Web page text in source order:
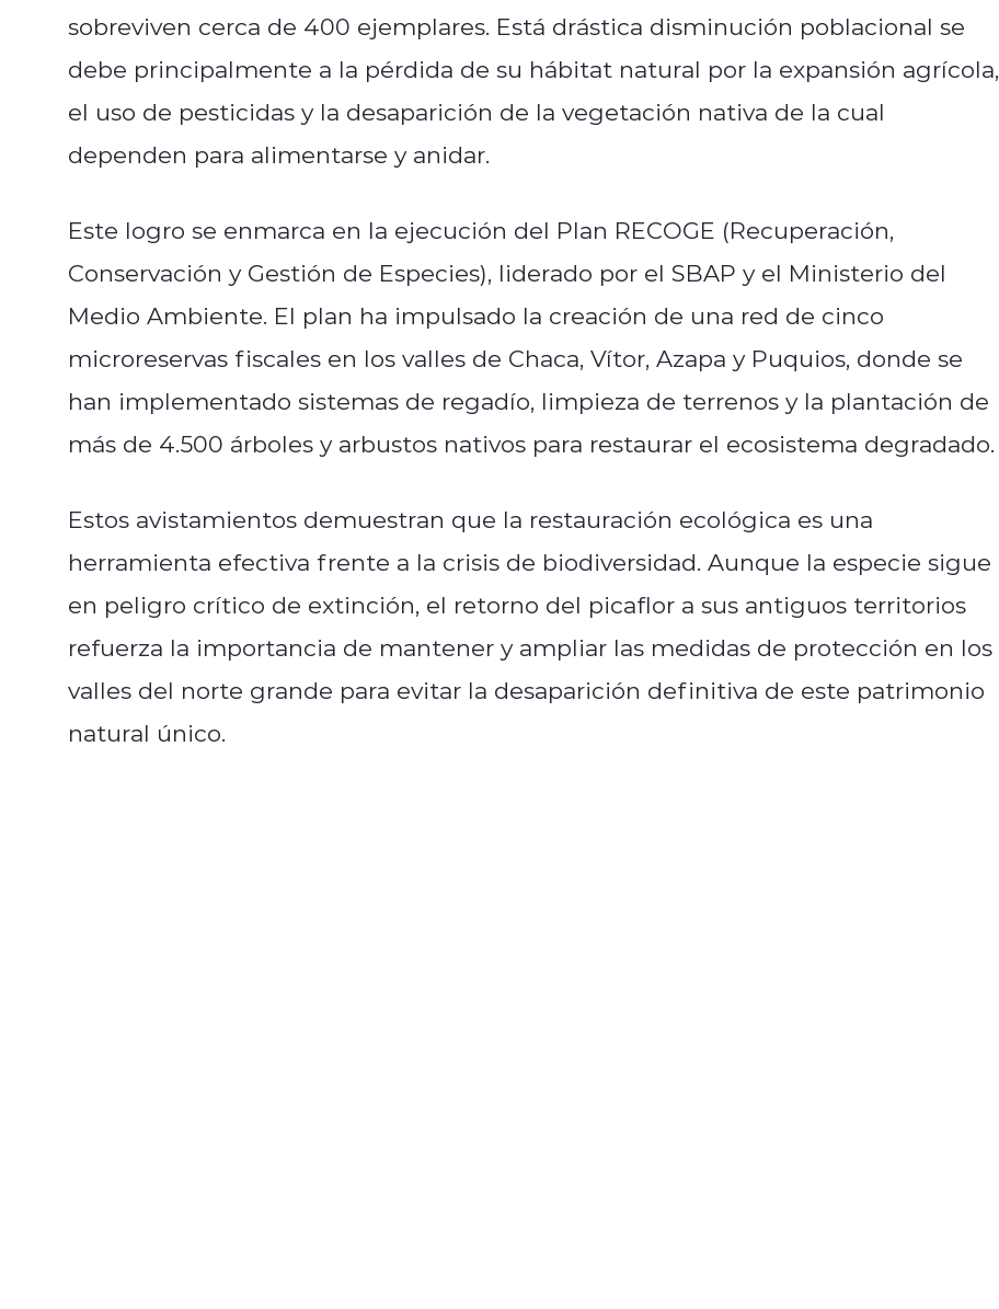
sobreviven cerca de 400 ejemplares. Está drástica disminución poblacional se
debe principalmente a la pérdida de su hábitat natural por la expansión agrícola,
el uso de pesticidas y la desaparición de la vegetación nativa de la cual
dependen para alimentarse y anidar.
Este logro se enmarca en la ejecución del Plan RECOGE (Recuperación,
Conservación y Gestión de Especies), liderado por el SBAP y el Ministerio del
Medio Ambiente. El plan ha impulsado la creación de una red de cinco
microreservas fiscales en los valles de Chaca, Vítor, Azapa y Puquios, donde se
han implementado sistemas de regadío, limpieza de terrenos y la plantación de
más de 4.500 árboles y arbustos nativos para restaurar el ecosistema degradado.
Estos avistamientos demuestran que la restauración ecológica es una
herramienta efectiva frente a la crisis de biodiversidad. Aunque la especie sigue
en peligro crítico de extinción, el retorno del picaflor a sus antiguos territorios
refuerza la importancia de mantener y ampliar las medidas de protección en los
valles del norte grande para evitar la desaparición definitiva de este patrimonio
natural único.